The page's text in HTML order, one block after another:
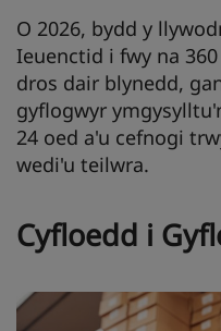
O 2026, bydd y
Ieuenctid i fwy na
dros dair blynedd,
gyflogwyr
24 oed a'u cefnogi
wedi'u teilwra.
Cyfloedd i